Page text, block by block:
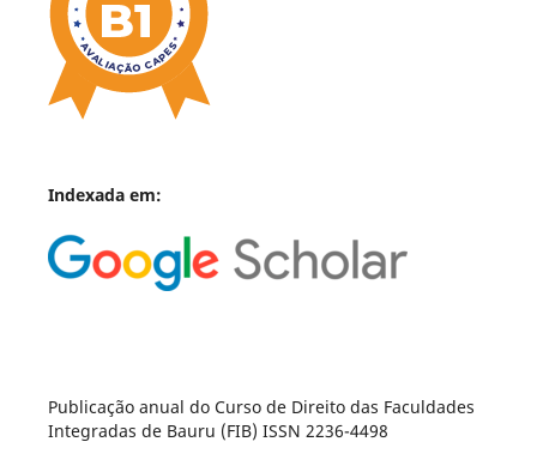
Indexada em:
Publicação anual do Curso de Direito das Faculdades
Integradas de Bauru (FIB) ISSN 2236-4498